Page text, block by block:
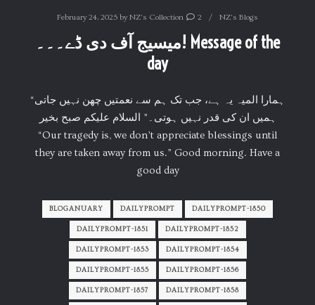
February 24, 2025byNZ's Collection 2 NZ's Blogs
میسیج آف دی ڈے۔۔۔! Message of the
day
“ہمارا الميہ یہ ہے، جب تک ہم سے نعمتیں چھن نہیں جاتی
ہمیں ان کی قدر نہیں ہوتی۔” السلام علیکم صبح بخیر
“Our tragedy is, we don’t appreciate blessings until
they are taken away from us.” Good morning. Have a
good day
BLOGANUARY DAILYPROMPT DAILYPROMPT-1850
DAILYPROMPT-1851 DAILYPROMPT-1852
DAILYPROMPT-1853 DAILYPROMPT-1854
DAILYPROMPT-1855 DAILYPROMPT-1856
DAILYPROMPT-1857 DAILYPROMPT-1858